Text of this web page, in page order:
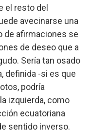
el resto del
avecinarse una
de afirmaciones se
de deseo que a
Sería tan osado
definida -si es que
podría
izquierda, como
ecuatoriana
sentido inverso.